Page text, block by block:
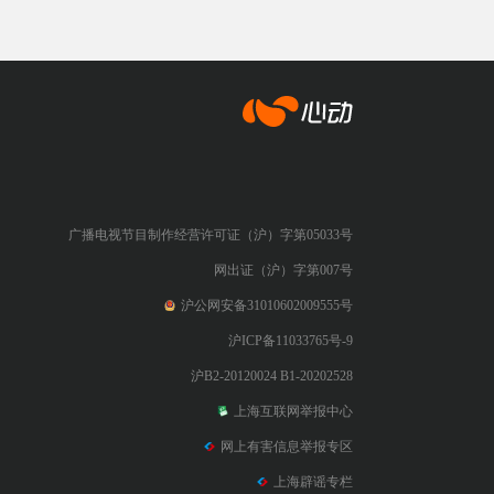
广播电视节目制作经营许可证（沪）字第05033号
网出证（沪）字第007号
沪公网安备31010602009555号
沪ICP备11033765号-9
沪B2-20120024 B1-20202528
上海互联网举报中心
网上有害信息举报专区
上海辟谣专栏
心动网络